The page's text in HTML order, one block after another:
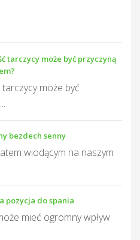
tarczycy może być przyczyną
może być
bezdech senny
wiodącym na naszym
pozycja do spania
mieć ogromny wpływ